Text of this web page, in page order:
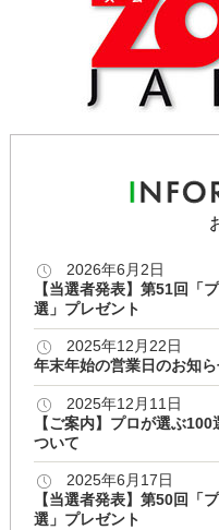
2026年6月2日
【当選者発表】第51回「
選」プレゼント
2025年12月22日
年末年始の営業日のお知
2025年12月11日
【ご案内】プロが選ぶ
ついて
2025年6月17日
【当選者発表】第50回「
選」プレゼント